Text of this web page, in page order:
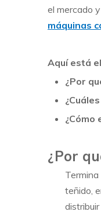
el mercado
máquinas
Aquí está
¿Por
¿Cómo
¿Por
teñido,